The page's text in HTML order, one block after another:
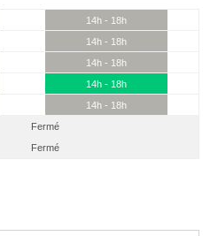
14h - 18h
14h - 18h
14h - 18h
14h - 18h
14h - 18h
Fermé
Fermé